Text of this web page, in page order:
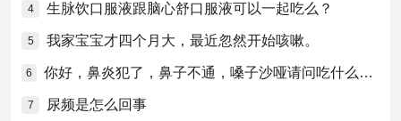
4 生脉饮口服液跟脑心舒口服液可以一起吃么？
5 我家宝宝才四个月大，最近忽然开始咳嗽。
6 你好，鼻炎犯了，鼻子不通，嗓子沙哑请问吃什么药比较好？
7 尿频是怎么回事